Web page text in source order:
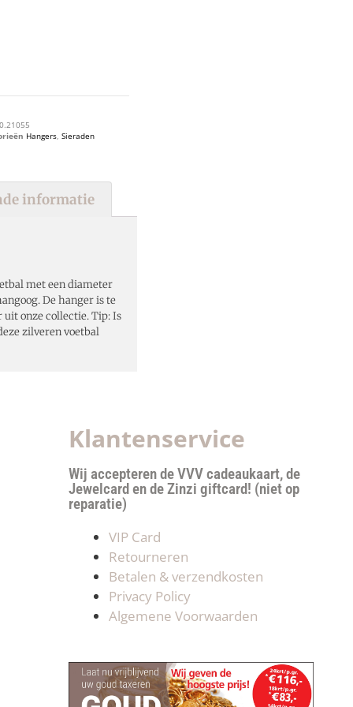
Hangers, Sieraden
informatie
met een diameter
De hanger is te
onze collectie. Tip: Is
zilveren voetbal
Klantenservice
Wij accepteren de VVV cadeaukaart, de
Jewelcard en de Zinzi giftcard! (niet op
reparatie)
VIP Card
Retourneren
Betalen & verzendkosten
Privacy Policy
Algemene Voorwaarden